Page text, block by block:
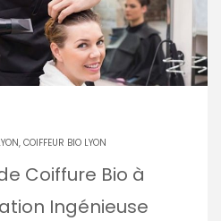
COIFFEUR BIO LYON
Coiffure Bio à
Ingénieuse